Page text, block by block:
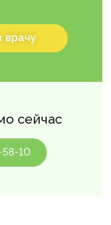
сейчас
58-10
врачу